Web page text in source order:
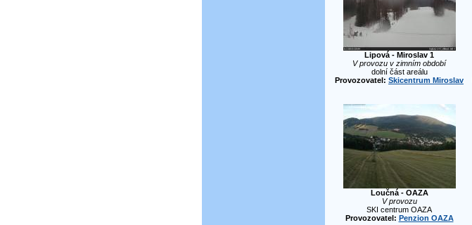
Lipová - Miroslav 1
V provozu v zimním období
dolní část areálu
Provozovatel: Skicentrum Miroslav
Loučná - OAZA
V provozu
SKI centrum OAZA
Provozovatel: Penzion OAZA